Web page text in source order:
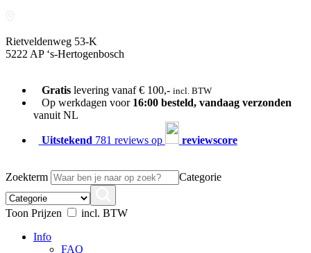
Rietveldenweg 53-K
5222 AP ‘s-Hertogenbosch
Gratislevering vanaf € 100,- incl. BTW
Op werkdagen voor 16:00 besteld, vandaag verzonden
vanuit NL
Uitstekend 781 reviews op reviewscore
Zoekterm Categorie
Toon Prijzen
incl. BTW
Info
FAQ